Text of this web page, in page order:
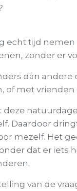
echt tijd
zonder er
dan andere
of met vrienden
Daardoor
mezelf. Het
dat er iets
van de